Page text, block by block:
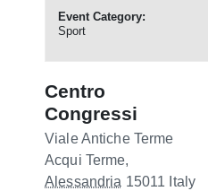
Event Category:
Sport
Centro
Congressi
Viale Antiche Terme
Acqui Terme,
Alessandria 15011 Italy